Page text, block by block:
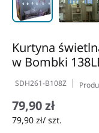
Kurtyna
w Bombki
SDH261-B108Z
79,90 zł
79,90 zł/ szt.